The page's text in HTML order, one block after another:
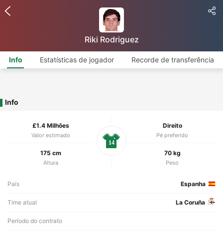
Riki Rodriguez
Info Estatísticas de jogador Recorde de transferência
Info
£1.4 Milhões
Valor estimado
Direito
Pé preferido
175 cm
Altura
70 kg
Peso
14
País Espanha
Time atual La Coruña
Período do contrato